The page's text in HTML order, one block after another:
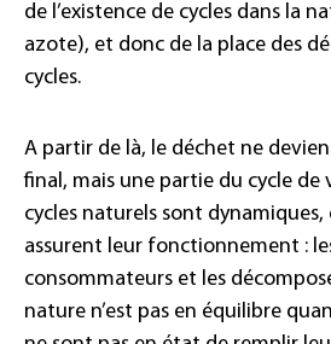
de l’existence de cycles dans la
azote), et donc de la place des
cycles.
A partir de là, le déchet ne
final, mais une partie du cycle de
cycles naturels sont
assurent leur fonctionnement :
consommateurs et les
nature n’est pas en équilibre